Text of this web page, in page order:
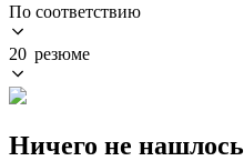
По соответствию
20 резюме
Ничего не нашлось